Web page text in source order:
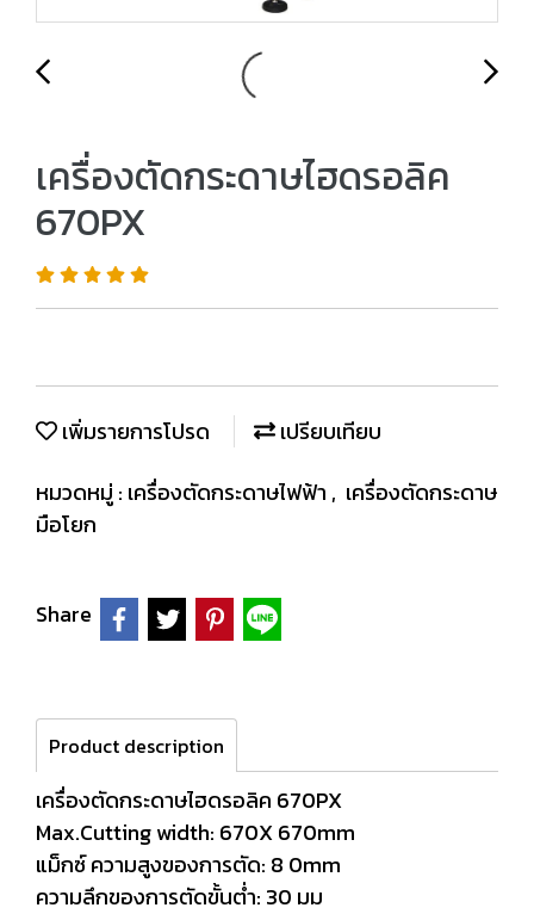
เครื่องตัดกระดาษไฮดรอลิค
670PX
เพิ่มรายการโปรด
เปรียบเทียบ
หมวดหมู่ : เครื่องตัดกระดาษไฟฟ้า , เครื่องตัดกระดาษ
มือโยก
Share
Product description
เครื่องตัดกระดาษไฮดรอลิค 670PX
Max.Cutting width: 670X 670mm
แม็กซ์ ความสูงของการตัด: 8 0mm
ความลึกของการตัดขั้นต่ำ: 30 มม